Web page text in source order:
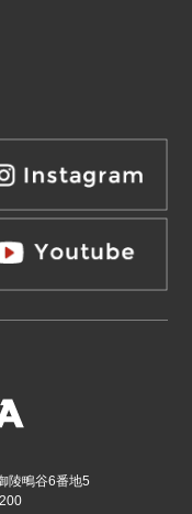
陵鴫谷6番地5